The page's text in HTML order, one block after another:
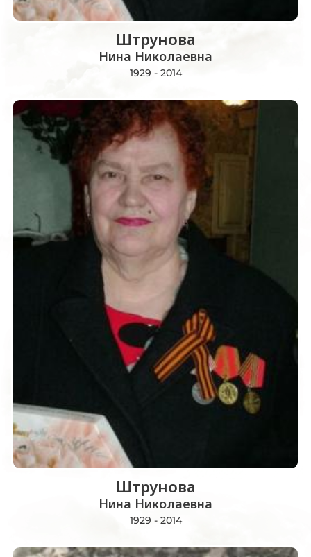
Штрунова
Нина Николаевна
1929 - 2014
Штрунова
Нина Николаевна
1929 - 2014